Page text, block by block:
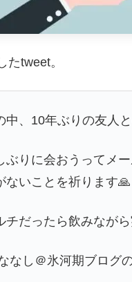
たtweet。
中、10年ぶりの友人
ぶりに会おうってメ
ないことを祈ります🙏
チだったら飲みなが
なし＠氷河期ブログ